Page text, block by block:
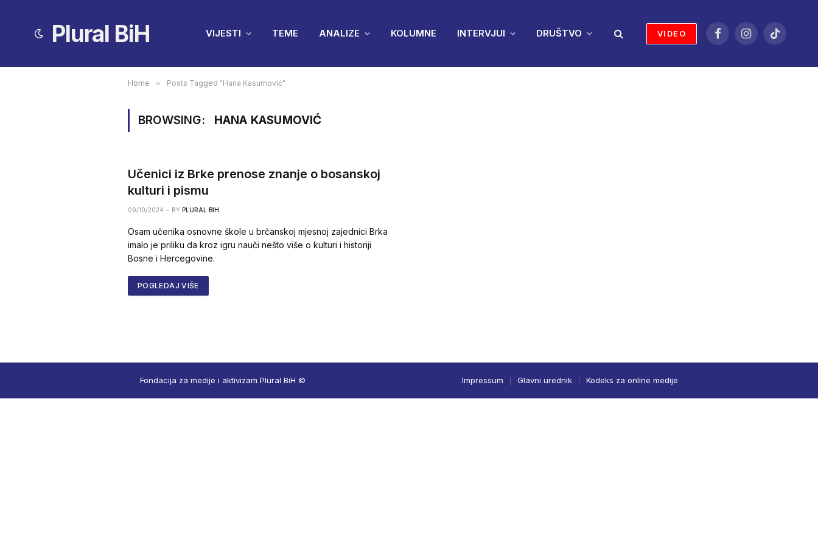
Plural BiH VIJESTI TEME ANALIZE KOLUMNE INTERVJUI DRUŠTVO VIDEO
FacebookInstagramTikTok
Home » Posts Tagged "Hana Kasumović"
BROWSING: HANA KASUMOVIĆ
Učenici iz Brke prenose znanje o bosanskoj
kulturi i pismu
09/10/2024 BY PLURAL BIH
Osam učenika osnovne škole u brčanskoj mjesnoj zajednici Brka
imalo je priliku da kroz igru nauči nešto više o kulturi i historiji
Bosne i Hercegovine.
POGLEDAJ VIŠE
Fondacija za medije i aktivizam Plural BiH © Impressum Glavni urednik Kodeks za online medije